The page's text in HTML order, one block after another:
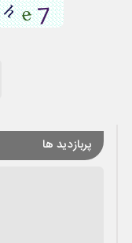
پربازدید ها